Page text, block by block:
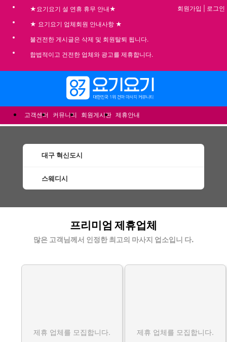
★요기요기 설 연휴 휴무 안내★
★ 요기요기 업체회원 안내사항 ★
불건전한 게시글은 삭제 및 회원탈퇴 됩니다.
합법적이고 건전한 업체와 광고를 제휴합니다.
회원가입 로그인
고객센터 커뮤니티 회원게시판 제휴안내
대구 혁신도시
스웨디시
프리미엄 제휴업체
많은 고객님께서 인정한 최고의 마사지 업소입니 다.
제휴 업체를 모집합니다. 제휴 업체를 모집합니다.